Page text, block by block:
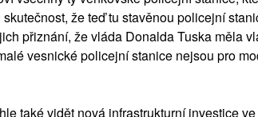
že teď tu stavěnou policejní
přiznání, že vláda Donalda Tuska měla
vesnické policejní stanice nejsou pro
také vidět nová infrastrukturní investice